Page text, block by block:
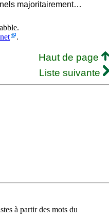
majoritairement…
.
Haut de page
Liste suivante
à partir des mots du